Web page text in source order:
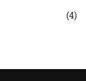
(4)